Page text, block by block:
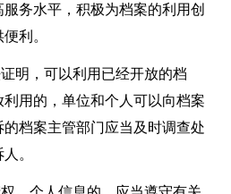
务水平，积极为档案的利用创
利。
明，可以利用已经开放的档
用的，单位和个人可以向档案
档案主管部门应当及时调查处
。